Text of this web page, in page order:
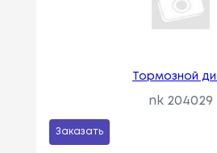
Тормозной
nk 204029
Заказать